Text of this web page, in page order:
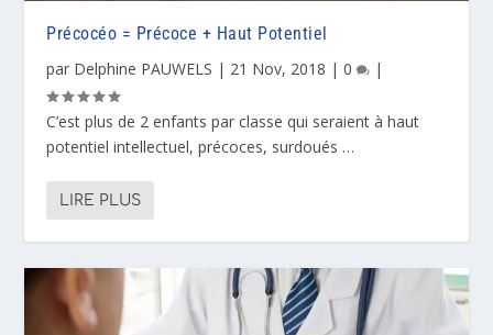
Précocéo = Précoce + Haut Potentiel
par Delphine PAUWELS | 21 Nov, 2018 |0 |
C’est plus de 2 enfants par classe qui seraient à haut
potentiel intellectuel, précoces, surdoués …
LIRE PLUS